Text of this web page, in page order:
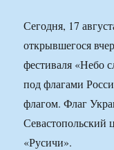
Сегодня, 17
открывшегося
фестиваля «Небо
под флагами
флагом. Флаг
Севастопольский
«Русичи».